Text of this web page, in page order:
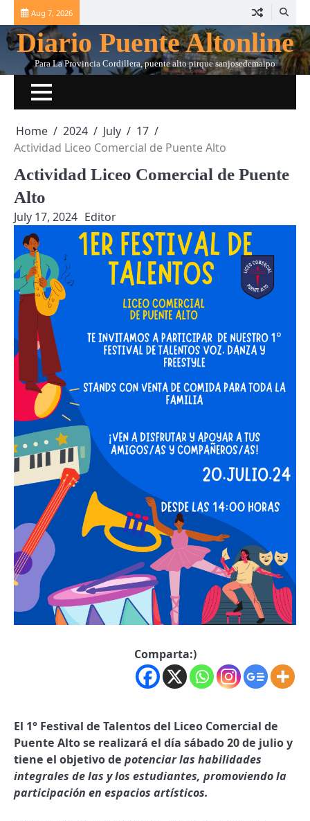
Skip
to
content
Aug 7, 2026
Diario Puente Altonline
Para La Provincia Cordillera, puente alto pirque sanjosedemaipo
Home 2024 July
17
Actividad Liceo Comercial de Puente Alto
Actividad Liceo Comercial de Puente
Alto
July 17, 2024 Editor
Comparta:)
El 1° Festival de Talentos del Liceo Comercial de
Puente Alto se realizará el día sábado 20 de julio y
tiene el objetivo de potenciar las habilidades
integrales de las y los estudiantes, promoviendo la
participación en espacios artísticos.